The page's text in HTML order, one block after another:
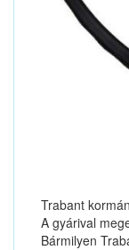
Trabant
A gyárival
Bármilyen